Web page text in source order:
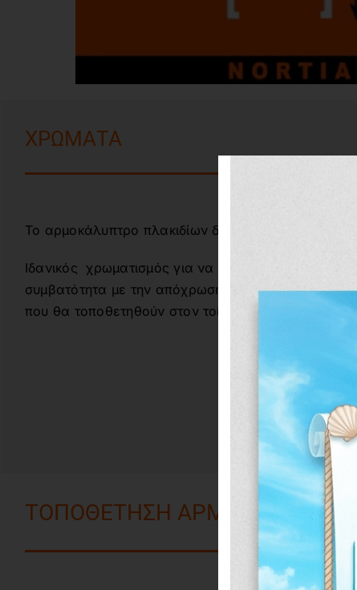
ΧΡΩΜΑΤΑ
Το αρμοκάλυπτρο πλακιδίων διατίθεται σε ασημί
Ιδανικός χρωματισμός για να προσδώσει άψογο
συμβατότητα με την απόχρωση των περισσότερων
που θα τοποθετηθούν στον τοίχο.
ΤΟΠΟΘΕΤΗΣΗ ΑΡΜΟΚΑΛΥΠΤΡΟΥ